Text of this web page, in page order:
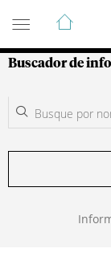
Guía de
Buscador de